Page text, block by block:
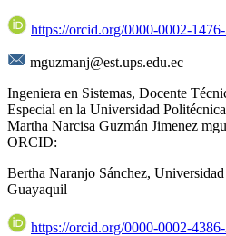
https://orcid.org/0000-0002-
mguzmanj@est.ups.edu.ec
Ingeniera en Sistemas, Docente
Especial en la Universidad
Martha Narcisa Guzmán Jimenez
ORCID:
Bertha Naranjo Sánchez, Universidad
Guayaquil
https://orcid.org/0000-0002-